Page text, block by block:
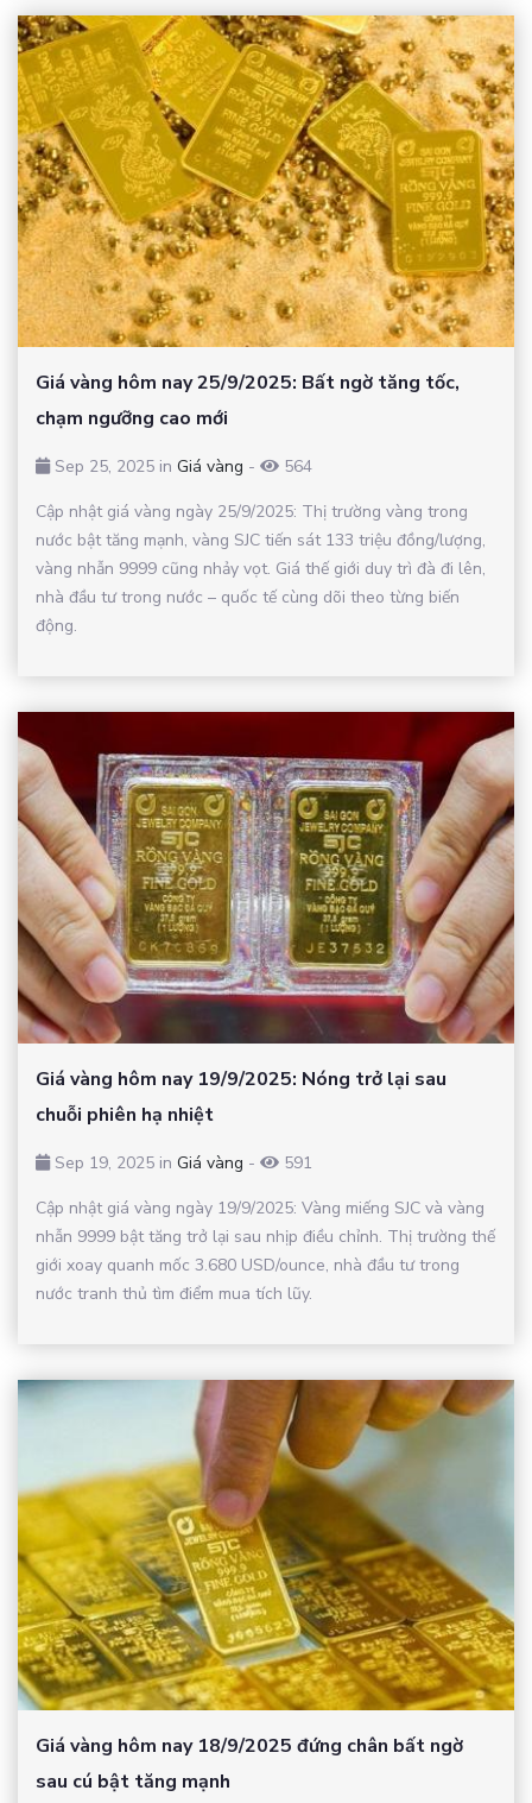
Giá vàng hôm nay 25/9/2025: Bất ngờ tăng tốc,
chạm ngưỡng cao mới
Sep 25, 2025 in Giá vàng -
564
Cập nhật giá vàng ngày 25/9/2025: Thị trường vàng trong
nước bật tăng mạnh, vàng SJC tiến sát 133 triệu đồng/lượng,
vàng nhẫn 9999 cũng nhảy vọt. Giá thế giới duy trì đà đi lên,
nhà đầu tư trong nước – quốc tế cùng dõi theo từng biến
động.
Giá vàng hôm nay 19/9/2025: Nóng trở lại sau
chuỗi phiên hạ nhiệt
Sep 19, 2025 in Giá vàng -
591
Cập nhật giá vàng ngày 19/9/2025: Vàng miếng SJC và vàng
nhẫn 9999 bật tăng trở lại sau nhịp điều chỉnh. Thị trường thế
giới xoay quanh mốc 3.680 USD/ounce, nhà đầu tư trong
nước tranh thủ tìm điểm mua tích lũy.
Giá vàng hôm nay 18/9/2025 đứng chân bất ngờ
sau cú bật tăng mạnh